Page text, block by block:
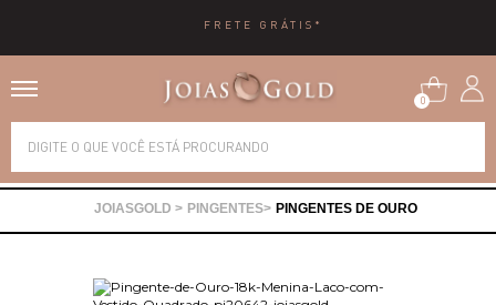
FRETE GRÁTIS*
0
PINGENTES PINGENTES DE OURO
Alianças
Brincos